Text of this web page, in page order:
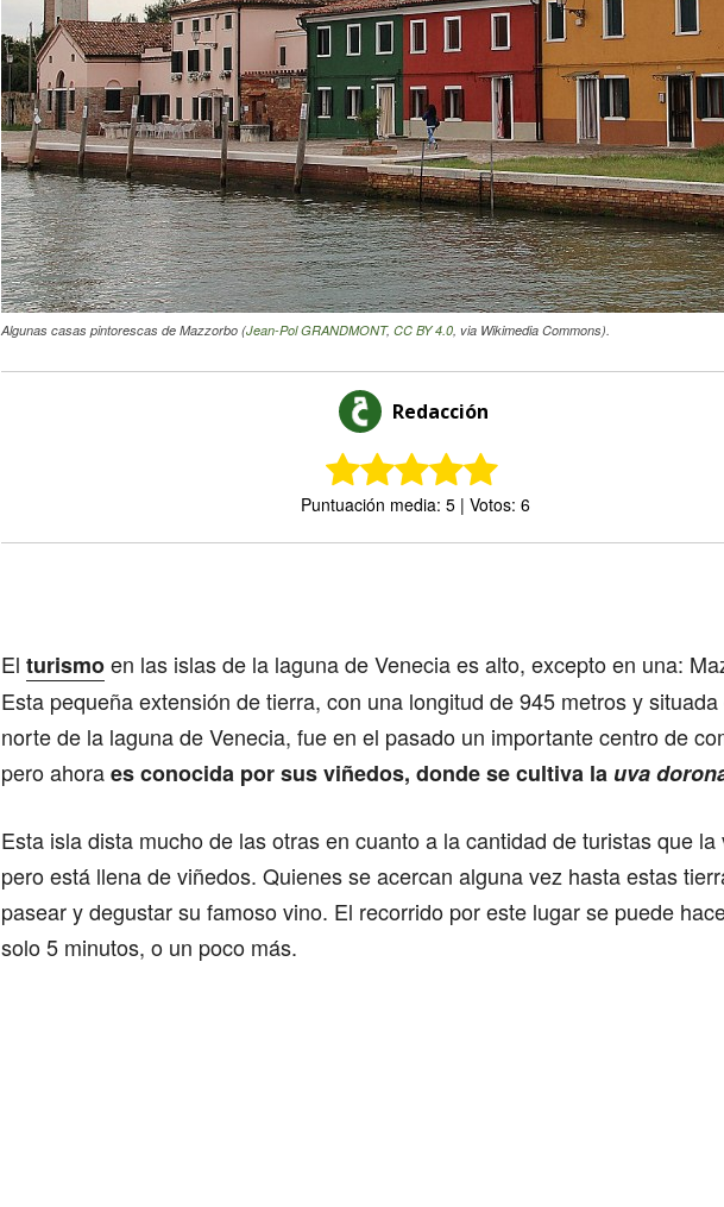
Algunas casas pintorescas de Mazzorbo (Jean-Pol GRANDMONT, CC BY 4.0, via Wikimedia Commons).
Redacción
Puntuación media: 5 | Votos: 6
El turismoen las islas de la laguna de Venecia es alto, excepto en una:
Esta pequeña extensión de tierra, con una longitud de 945 metros y
norte de la laguna de Venecia, fue en el pasado un importante centro de
pero ahoraes conocida por sus viñedos, donde se cultiva la uva
Esta isla dista mucho de las otras en cuanto a la cantidad de turistas que la
pero está llena de viñedos. Quienes se acercan alguna vez hasta estas
pasear y degustar su famoso vino. El recorrido por este lugar se puede
solo 5 minutos, o un poco más.